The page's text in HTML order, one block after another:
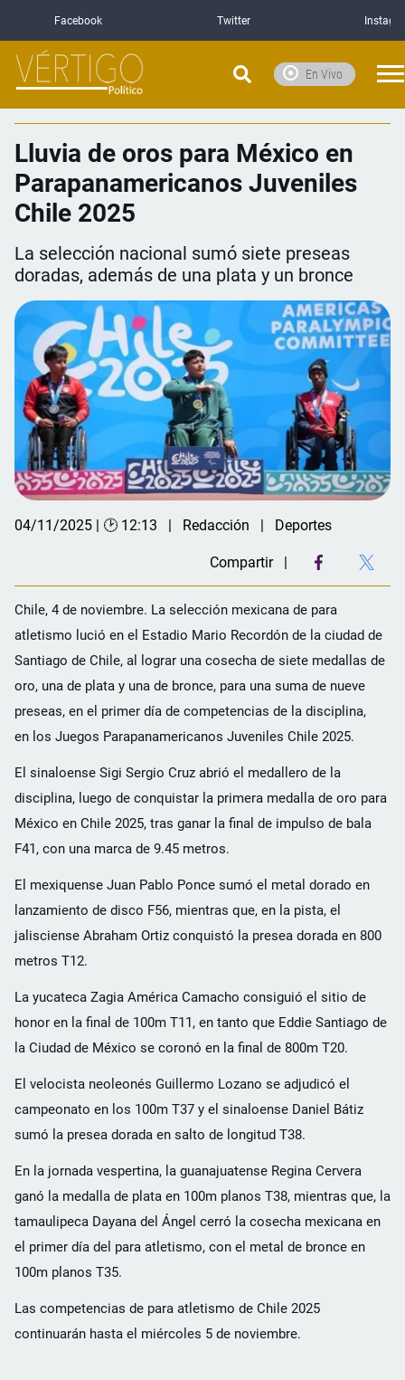
Facebook Twitter
En Vivo
Lluvia de oros para México en
Parapanamericanos Juveniles
Chile 2025
La selección nacional sumó siete preseas
doradas, además de una plata y un bronce
04/11/2025 | 🕑 12:13 Redacción Deportes
Compartir
Chile, 4 de noviembre. La selección mexicana de para
atletismo lució en el Estadio Mario Recordón de la ciudad de
Santiago de Chile, al lograr una cosecha de siete medallas de
oro, una de plata y una de bronce, para una suma de nueve
preseas, en el primer día de competencias de la disciplina,
en los Juegos Parapanamericanos Juveniles Chile 2025.
El sinaloense Sigi Sergio Cruz abrió el medallero de la
disciplina, luego de conquistar la primera medalla de oro para
México en Chile 2025, tras ganar la final de impulso de bala
F41, con una marca de 9.45 metros.
El mexiquense Juan Pablo Ponce sumó el metal dorado en
lanzamiento de disco F56, mientras que, en la pista, el
jalisciense Abraham Ortiz conquistó la presea dorada en 800
metros T12.
La yucateca Zagia América Camacho consiguió el sitio de
honor en la final de 100m T11, en tanto que Eddie Santiago de
la Ciudad de México se coronó en la final de 800m T20.
El velocista neoleonés Guillermo Lozano se adjudicó el
campeonato en los 100m T37 y el sinaloense Daniel Bátiz
sumó la presea dorada en salto de longitud T38.
En la jornada vespertina, la guanajuatense Regina Cervera
ganó la medalla de plata en 100m planos T38, mientras que, la
tamaulipeca Dayana del Ángel cerró la cosecha mexicana en
el primer día del para atletismo, con el metal de bronce en
100m planos T35.
Las competencias de para atletismo de Chile 2025
continuarán hasta el miércoles 5 de noviembre.